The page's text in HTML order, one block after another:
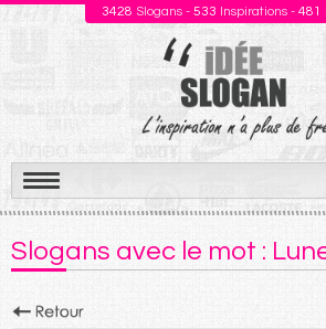
3428 Slogans - 533 Inspirations - 481
Aller
au
contenu
Slogans avec le mot :